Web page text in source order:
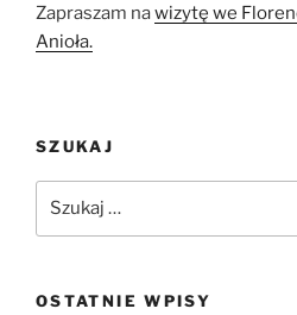
Zapraszam nawizytę we
Anioła.
SZUKAJ
OSTATNIE WPISY